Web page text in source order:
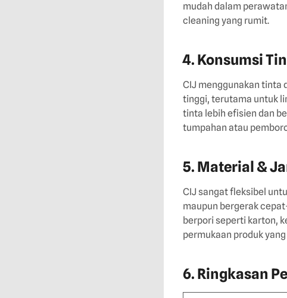
mudah dalam
cleaning yang rumit.
4. Konsumsi
CIJ menggunakan tinta
tinggi, terutama untuk
tinta lebih efisien dan
tumpahan atau
5. Material &
CIJ sangat fleksibel
maupun bergerak
berpori seperti karton,
permukaan produk
6. Ringkasan